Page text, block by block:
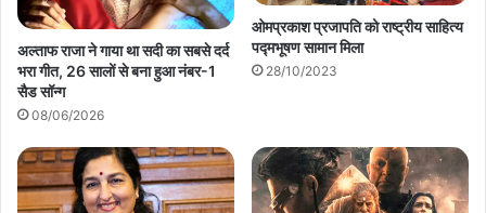
अल्ताफ राजा ने गाया था सदी का सबसे दर्द
भरा गीत, 26 सालों से बना हुआ नंबर-1
सैड सॉन्ग
08/06/2026
ओमप्रकाश प्रजापति को राष्ट्रीय साहित्य
पद्मभूषण सामान मिला
28/10/2023